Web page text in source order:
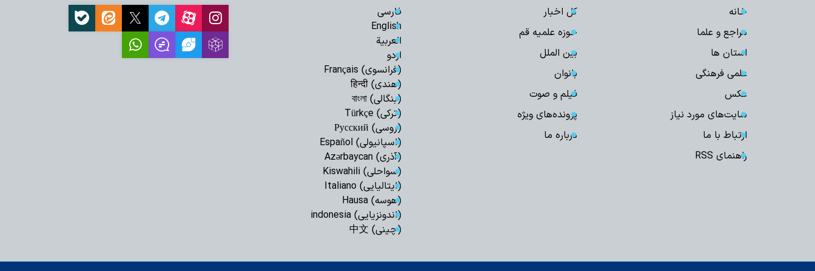
اجرای قانون حجاب، نیازمند اقدام عملی
مدیریت تنگه هرمز اهرم اقتدار جمهوری
رهبری حکیمانه مقام معظم رهبری،
شکستن غرور استکبار و نماد بیداری…
ایستادگی و مقاومت ملت ایران، عامل
عقب‌نشینی دشمن و حفظ عزت و اقتدار…
همبستگی ملی، حیاتی‌ترین ضرورت امروز
خانه
کل اخبار
مراجع و علما
حوزه علمیه قم
استان ها
بین الملل
علمی فرهنگی
بانوان
عکس
فیلم و صوت
سایت‌های مورد نیاز
پرونده‌های ویژه
ارتباط با ما
درباره ما
راهنمای RSS
فارسی
English
العربیة
اردو
(فرانسوی) Français
(هندی) हिन्दी
(بنگالی) বাংলা
(ترکی) Türkçe
(روسی) Русский
(اسپانیولی) Español
(آذری) Azərbaycan
(سواحلی) Kiswahili
(ایتالیایی) Italiano
(هوسه) Hausa
(اندونزیایی) indonesia
(چینی) 中文